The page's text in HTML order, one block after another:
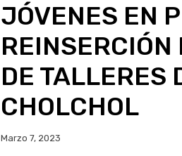
JÓVENES EN
REINSERCIÓN
DE TALLERES
CHOLCHOL
Marzo 7, 2023